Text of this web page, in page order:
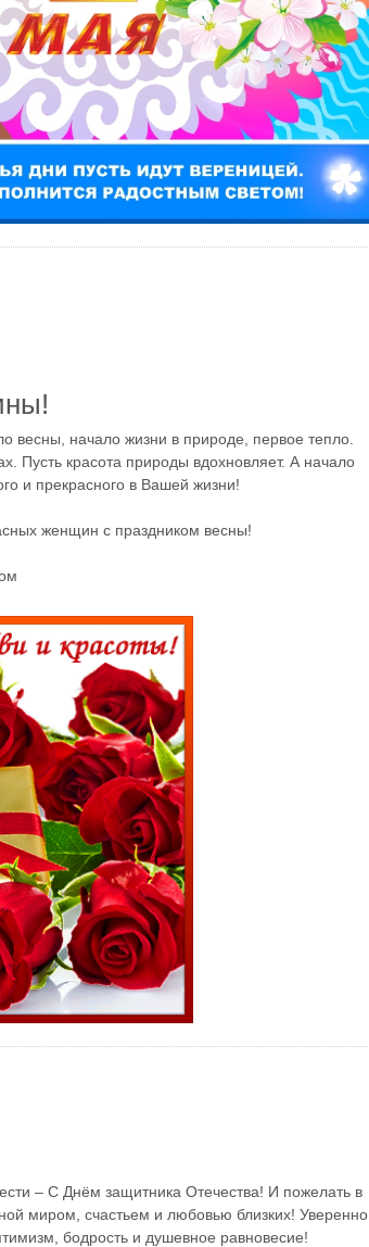
начало жизни в природе, первое тепло.
Пусть красота природы вдохновляет. А начало
и прекрасного в Вашей жизни!
женщин с праздником весны!
– С Днём защитника Отечества! И пожелать в
миром, счастьем и любовью близких! Уверенно
бодрость и душевное равновесие!